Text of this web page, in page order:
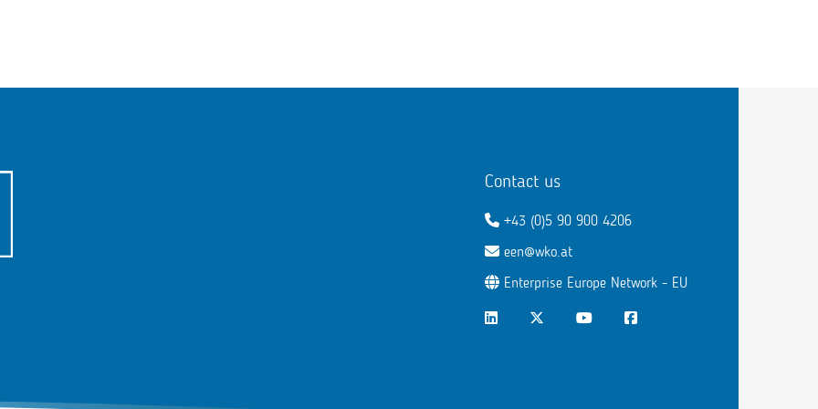
Contact us
+43 (0)5 90 900 4206
een@wko.at
Enterprise Europe Network - EU
LinkedInTwitterYoutubeFacebook